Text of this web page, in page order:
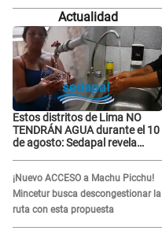
APARECER en centro oncológico:
“La oración tiene poder”
Actualidad
Estos distritos de Lima NO
TENDRÁN AGUA durante el 10
de agosto: Sedapal revela
¡Nuevo ACCESO a Machu Picchu!
Mincetur busca descongestionar la
ruta con esta propuesta